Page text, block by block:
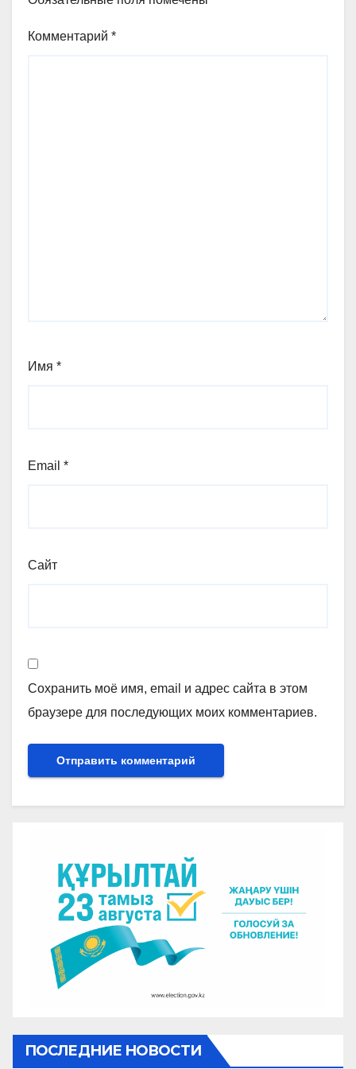
Комментарий *
Имя *
Email *
Сайт
Сохранить моё имя, email и адрес сайта в этом
браузере для последующих моих комментариев.
ПОСЛЕДНИЕ НОВОСТИ